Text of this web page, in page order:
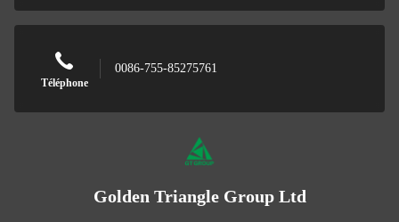
Téléphone
0086-755-85275761
Golden Triangle Group Ltd